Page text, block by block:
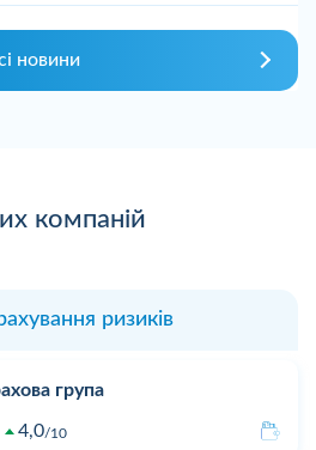
новини
компаній
ризиків
група
4,0 10